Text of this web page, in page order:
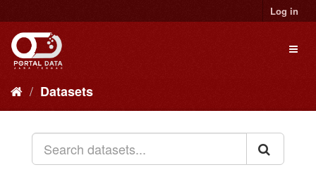
to
content
Log in
Datasets